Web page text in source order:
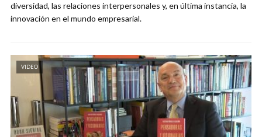
diversidad, las relaciones interpersonales y, en última instancia, la
innovación en el mundo empresarial.
VIDEO